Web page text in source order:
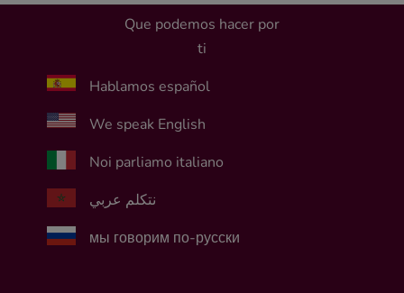
Que podemos hacer por
ti
Hablamos español
We speak English
Noi parliamo italiano
نتكلم عربي
мы говорим по-русски